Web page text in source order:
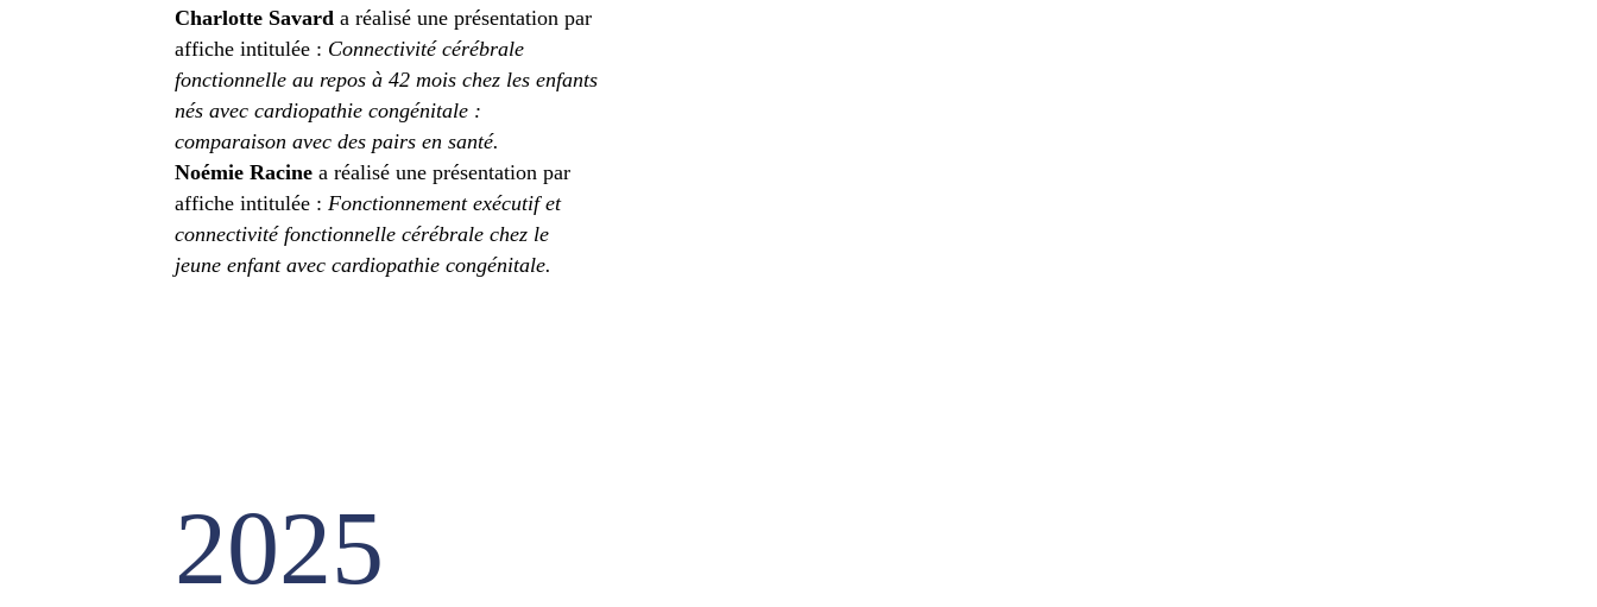
Charlotte Savard a réalisé une présentation par
affiche intitulée : Connectivité cérébrale
fonctionnelle au repos à 42 mois chez les enfants
nés avec cardiopathie congénitale :
comparaison avec des pairs en santé.
Noémie Racine a réalisé une présentation par
affiche intitulée : Fonctionnement exécutif et
connectivité fonctionnelle cérébrale chez le
jeune enfant avec cardiopathie congénitale.
2025